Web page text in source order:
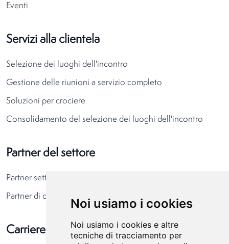
Noi usiamo i cookies
Noi usiamo i cookies e altre
tecniche di tracciamento per
Eventi
Servizi alla clientela
Selezione dei luoghi dell'incontro
Gestione delle riunioni a servizio completo
Soluzioni per crociere
Consolidamento del selezione dei luoghi dell'incontro
Partner del settore
Partner settore alberghiero
Partner di destinazione
Carriere